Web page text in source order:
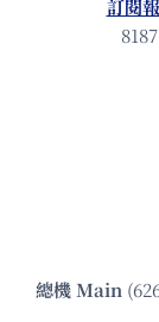
訂閱
8187
總機Main